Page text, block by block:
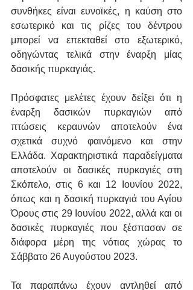
συνθήκες είναι ευνοϊκές, η καύση στο
εσωτερικό και τις ρίζες του δέντρου
μπορεί να επεκταθεί στο εξωτερικό,
οδηγώντας τελικά στην έναρξη μίας
δασικής πυρκαγιάς.
Πρόσφατες μελέτες έχουν δείξει ότι η
έναρξη δασικών πυρκαγιών από
πτώσεις κεραυνών αποτελούν ένα
σχετικά συχνό φαινόμενο και στην
Ελλάδα. Χαρακτηριστικά παραδείγματα
αποτελούν οι δασικές πυρκαγιές στη
Σκόπελο, στις 6 και 12 Ιουνίου 2022,
όπως και η δασική πυρκαγιά του Αγίου
Όρους στις 29 Ιουνίου 2022, αλλά και οι
δασικές πυρκαγιές που ξέσπασαν σε
διάφορα μέρη της νότιας χώρας το
Σάββατο 26 Αυγούστου 2023.
Τα παραπάνω έχουν αντληθεί από